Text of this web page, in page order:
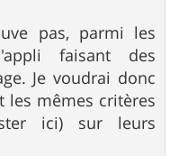
pas, parmi les
faisant des
Je voudrai donc
les mêmes critères
ici) sur leurs